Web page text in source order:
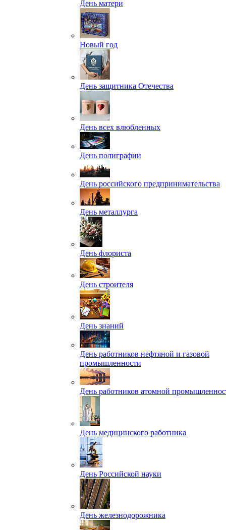
День матери
Новый год
День защитника Отечества
День всех влюбленных
День полиграфии
День российского предпринимательства
День металлурга
День флориста
День строителя
День знаний
День работников нефтяной и газовой
промышленности
День работников атомной
День медицинского работника
День Российской науки
День железнодорожника